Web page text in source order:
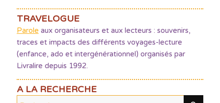
TRAVELOGUE
Parole aux organisateurs et aux lecteurs : souvenirs,
traces et impacts des différents voyages-lecture
(enfance, ado et intergénérationnel) organisés par
Livralire depuis 1992.
A LA RECHERCHE